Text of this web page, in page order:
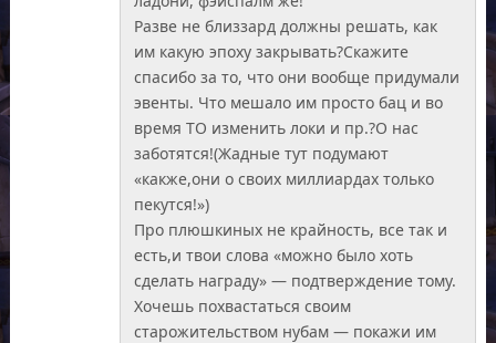
Разве не близзард должны решать, как
им какую эпоху закрывать?Скажите
спасибо за то, что они вообще придумали
эвенты. Что мешало им просто бац и во
время ТО изменить локи и пр.?О нас
заботятся!(Жадные тут подумают
«какже,они о своих миллиардах только
пекутся!»)
Про плюшкиных не крайность, все так и
есть,и твои слова «можно было хоть
сделать награду» — подтверждение тому.
Хочешь похвастаться своим
старожительством нубам — покажи им